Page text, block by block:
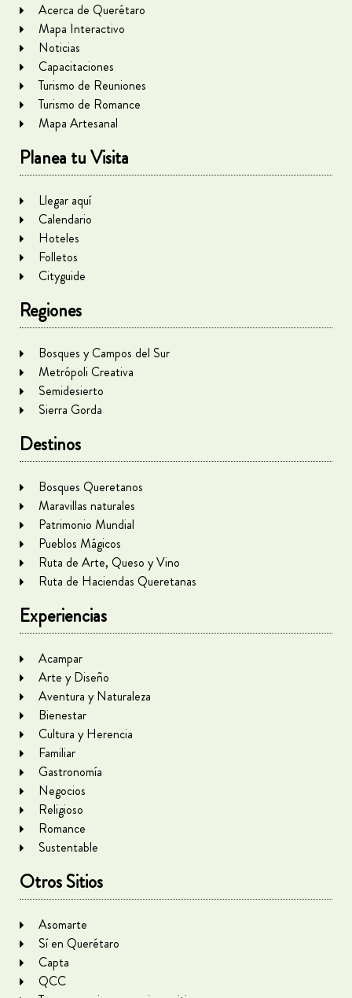
Acerca de Querétaro
Mapa Interactivo
Noticias
Capacitaciones
Turismo de Reuniones
Turismo de Romance
Mapa Artesanal
Planea tu Visita
Llegar aquí
Calendario
Hoteles
Folletos
Cityguide
Regiones
Bosques y Campos del Sur
Metrópoli Creativa
Semidesierto
Sierra Gorda
Destinos
Bosques Queretanos
Maravillas naturales
Patrimonio Mundial
Pueblos Mágicos
Ruta de Arte, Queso y Vino
Ruta de Haciendas Queretanas
Experiencias
Acampar
Arte y Diseño
Aventura y Naturaleza
Bienestar
Cultura y Herencia
Familiar
Gastronomía
Negocios
Religioso
Romance
Sustentable
Otros Sitios
Asomarte
Sí en Querétaro
Capta
QCC